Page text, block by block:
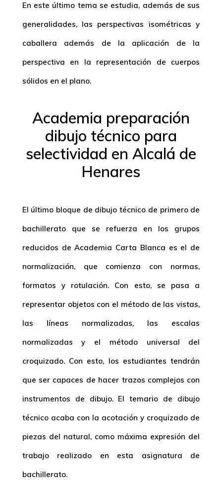
En este último tema se estudia, además de sus
generalidades, las perspectivas isométricas y
caballera además de la aplicación de la
perspectiva en la representación de cuerpos
sólidos en el plano.
Academia preparación
dibujo técnico para
selectividad en Alcalá de
Henares
El último bloque de dibujo técnico de primero de
bachillerato que se refuerza en los grupos
reducidos de Academia Carta Blanca es el de
normalización, que comienza con normas,
formatos y rotulación. Con esto, se pasa a
representar objetos con el método de las vistas,
las líneas normalizadas, las escalas
normalizadas y el método universal del
croquizado. Con esto, los estudiantes tendrán
que ser capaces de hacer trazos complejos con
instrumentos de dibujo. El temario de dibujo
técnico acaba con la acotación y croquizado de
piezas del natural, como máxima expresión del
trabajo realizado en esta asignatura de
bachillerato.